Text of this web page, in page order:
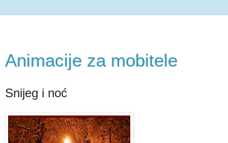
Animacije za mobitele
Snijeg i noć